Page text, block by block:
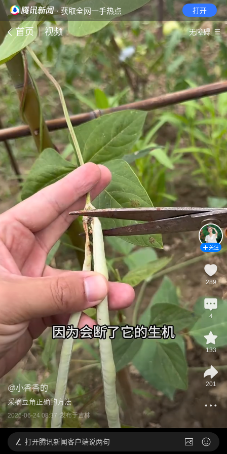
· 获取全网一手热点 打开
首页 视频 无障碍
@小香香的
采摘豆角正确的方法
2026-06-24 08:37 发布于吉林
关注
289
4
133
201
打开腾讯新闻客户端说两句